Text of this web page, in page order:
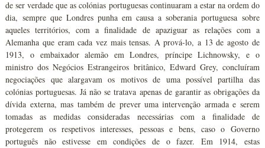
de ser verdade que as colónias portuguesas continuaram a estar na ordem do
dia, sempre que Londres punha em causa a soberania portuguesa sobre
aqueles territórios, com a finalidade de apaziguar as relações com a
Alemanha que eram cada vez mais tensas. A prová-lo, a 13 de agosto de
1913, o embaixador alemão em Londres, príncipe Lichnowsky, e o
ministro dos Negócios Estrangeiros britânico, Edward Grey, concluíram
negociações que alargavam os motivos de uma possível partilha das
colónias portuguesas. Já não se tratava apenas de garantir as obrigações da
dívida externa, mas também de prever uma intervenção armada e serem
tomadas as medidas consideradas necessárias com a finalidade de
protegerem os respetivos interesses, pessoas e bens, caso o Governo
português não estivesse em condições de o fazer. Em 1914, estas